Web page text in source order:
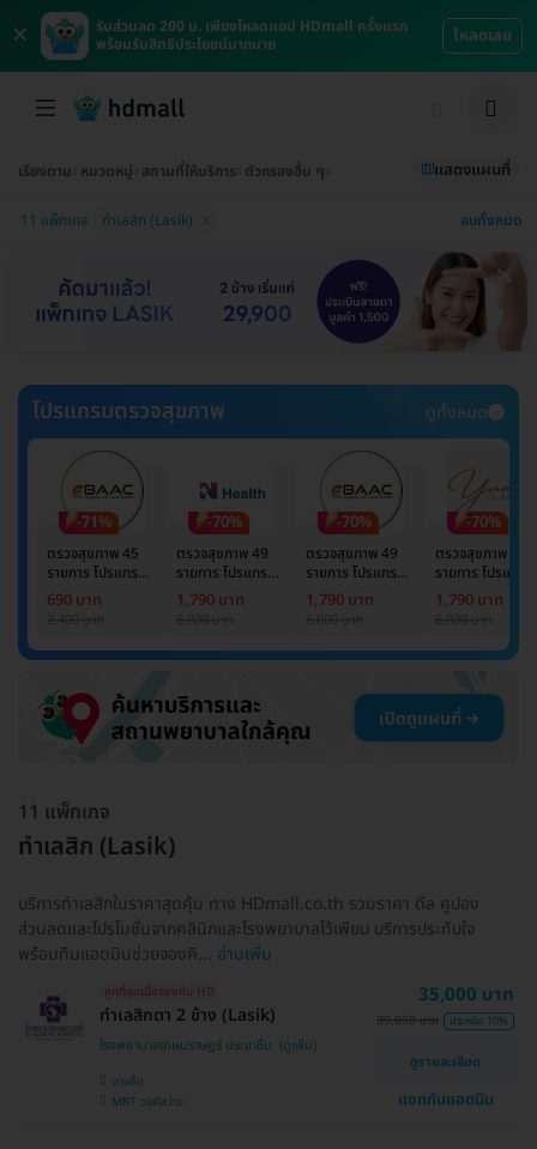
×
รับส่วนลด 200 บ. เพียงโหลดแอป HDmall ครั้งแรก
พร้อมรับสิทธิประโยชน์มากมาย
โหลดเลย
เรียงตาม หมวดหมู่ สถานที่ให้บริการ ตัวกรองอื่น ๆ แสดงแผนที่
11 แพ็กเกจ ทำเลสิก (Lasik) ลบทั้งหมด
โปรแกรมตรวจสุขภาพ ดูทั้งหมด
-71%
ตรวจสุขภาพ 45
รายการ โปรแกรม
Basic Lab
690 บาท
-70%
ตรวจสุขภาพ 49
รายการ โปรแกรม
Basic Lab +
Cancer Marker
1,790 บาท
-70%
ตรวจสุขภาพ 49
รายการ โปรแกรม
Basic Lab +
Cancer Marker
1,790 บาท
-70%
ตรวจสุขภาพ 49
รายการ โปรแกรม
Basic Lab +
Cancer
1,790 บาท
11 แพ็กเกจ
ทำเลสิก (Lasik)
บริการทำเลสิกในราคาสุดคุ้ม ทาง HDmall.co.th รวมราคา ดีล คูปอง
ส่วนลดและโปรโมชั่นจากคลินิกและโรงพยาบาลไว้เพียบ บริการประทับใจ
พร้อมทีมแอดมินช่วยจองคิ... อ่านเพิ่ม
ถูกที่สุดเมื่อจองกับ HD
ทำเลสิกตา 2 ข้าง (Lasik)
โรงพยาบาลเกษมราษฎร์ ประชาชื่น
บางซื่อ
MRT วงศ์สว่าง
35,000 บาท
39,000 บาท ประหยัด 10%
ดูรายละเอียด
แชทกับแอดมิน